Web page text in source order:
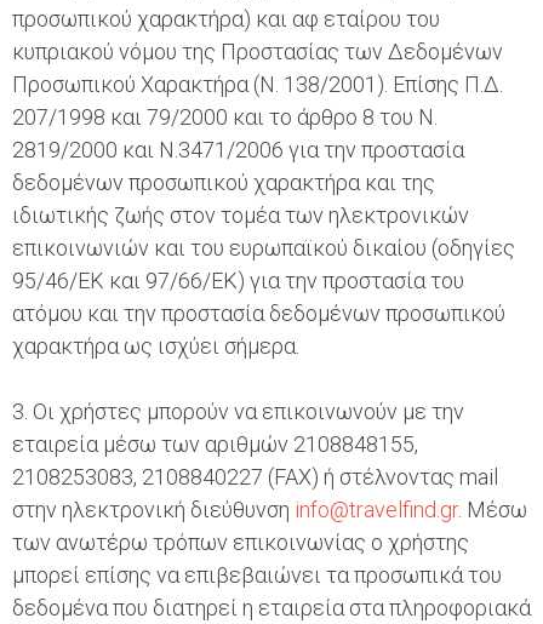
προσωπικού χαρακτήρα) και αφ εταίρου του
κυπριακού νόμου της Προστασίας των Δεδομένων
Προσωπικού Χαρακτήρα (Ν. 138/2001). Επίσης Π.Δ.
207/1998 και 79/2000 και το άρθρο 8 του Ν.
2819/2000 και Ν.3471/2006 για την προστασία
δεδομένων προσωπικού χαρακτήρα και της
ιδιωτικής ζωής στον τομέα των ηλεκτρονικών
επικοινωνιών και του ευρωπαϊκού δικαίου (οδηγίες
95/46/ΕΚ και 97/66/ΕΚ) για την προστασία του
ατόμου και την προστασία δεδομένων προσωπικού
χαρακτήρα ως ισχύει σήμερα.
3. Οι χρήστες μπορούν να επικοινωνούν με την
εταιρεία μέσω των αριθμών 2108848155,
2108253083, 2108840227 (FAX) ή στέλνοντας mail
στην ηλεκτρονική διεύθυνση info@travelfind.gr. Μέσω
των ανωτέρω τρόπων επικοινωνίας ο χρήστης
μπορεί επίσης να επιβεβαιώνει τα προσωπικά του
δεδομένα που διατηρεί η εταιρεία στα πληροφοριακά